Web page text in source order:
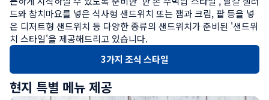
드와 참치마요를 넣은 식사형 샌드위치 또는 잼과 크림, 팥 등을 넣
은 디저트형 샌드위치 등 다양한 종류의 샌드위치가 준비된 '샌드위
치 스타일'을 제공해드리고 있습니다.
3가지 조식 스타일
현지 특별 메뉴 제공